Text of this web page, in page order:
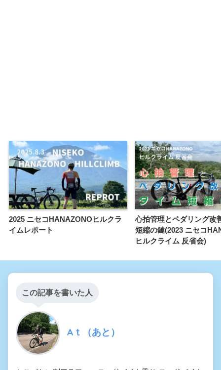
2025 ニセコHANAZONOヒルクラ
イムレポート
心拍管理とペダリング改
短縮の鍵(2023 ニセコ
ヒルクライム 反省会)
この記事を書いた人
Aｔ（あと）